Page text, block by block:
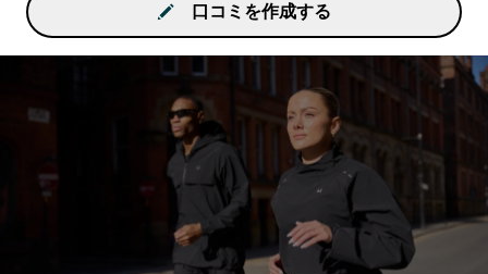
口コミを作成する